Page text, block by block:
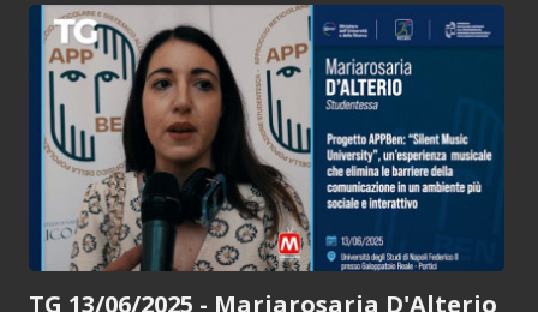
TG 13/06/2025 - Mariarosaria D'Alterio